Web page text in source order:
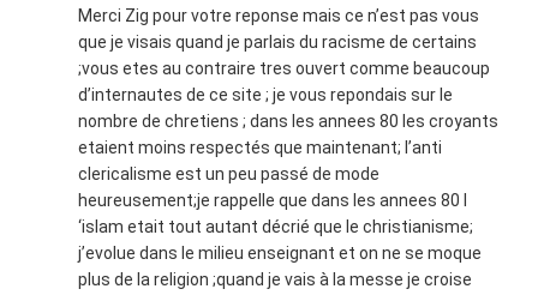
Merci Zig pour votre reponse mais ce n’est pas vous
que je visais quand je parlais du racisme de certains
;vous etes au contraire tres ouvert comme beaucoup
d’internautes de ce site ; je vous repondais sur le
nombre de chretiens ; dans les annees 80 les croyants
etaient moins respectés que maintenant; l’anti
clericalisme est un peu passé de mode
heureusement;je rappelle que dans les annees 80 l
‘islam etait tout autant décrié que le christianisme;
j’evolue dans le milieu enseignant et on ne se moque
plus de la religion ;quand je vais à la messe je croise